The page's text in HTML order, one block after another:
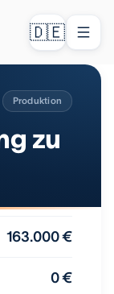
🇩🇪
Produktion
zu
163.000 €
0 €